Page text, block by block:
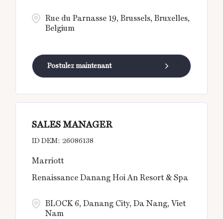
Rue du Parnasse 19, Brussels, Bruxelles,
Belgium
Postulez maintenant
SALES MANAGER
26086138
BLOCK 6, Danang City, Da Nang, Viet
Nam
Marriott
Renaissance Danang Hoi An Resort & Spa